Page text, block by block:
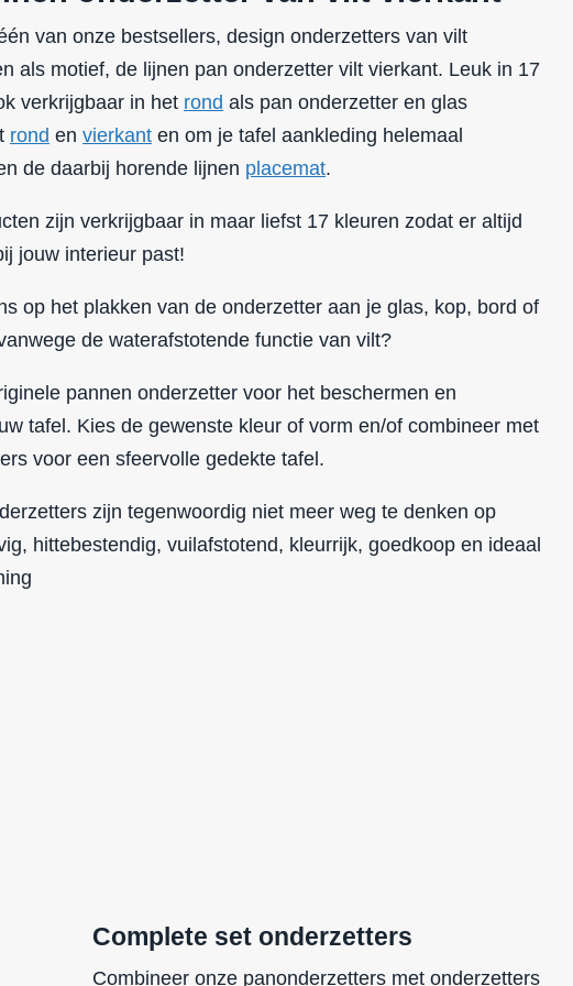
van onze bestsellers, design onderzetters van vilt
als motief, de lijnen pan onderzetter vilt vierkant. Leuk in 17
verkrijgbaar in het rond als pan onderzetter en glas
rond en vierkant en om je tafel aankleding helemaal
de daarbij horende lijnen placemat.
zijn verkrijgbaar in maar liefst 17 kleuren zodat er altijd
jouw interieur past!
op het plakken van de onderzetter aan je glas, kop, bord of
de waterafstotende functie van vilt?
pannen onderzetter voor het beschermen en
tafel. Kies de gewenste kleur of vorm en/of combineer met
voor een sfeervolle gedekte tafel.
zijn tegenwoordig niet meer weg te denken op
, hittebestendig, vuilafstotend, kleurrijk, goedkoop en ideaal
Complete set onderzetters
Combineer onze panonderzetters met onderzetters